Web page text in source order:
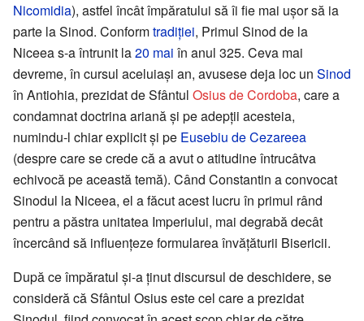
Nicomidia), astfel încât împăratului să îi fie mai ușor să ia
parte la Sinod. Conformtradiției, Primul Sinod de la
Niceea s-a întrunit la20 mai în anul 325. Ceva mai
devreme, în cursul aceluiași an, avusese deja loc un Sinod
în Antiohia, prezidat de Sfântul Osius de Cordoba, care a
condamnat doctrina ariană și pe adepții acesteia,
numindu-l chiar explicit și pe Eusebiu de Cezareea
(despre care se crede că a avut o atitudine întrucâtva
echivocă pe această temă). Când Constantin a convocat
Sinodul la Niceea, el a făcut acest lucru în primul rând
pentru a păstra unitatea Imperiului, mai degrabă decât
încercând să influențeze formularea învățăturii Bisericii.
După ce împăratul și-a ținut discursul de deschidere, se
consideră că Sfântul Osius este cel care a prezidat